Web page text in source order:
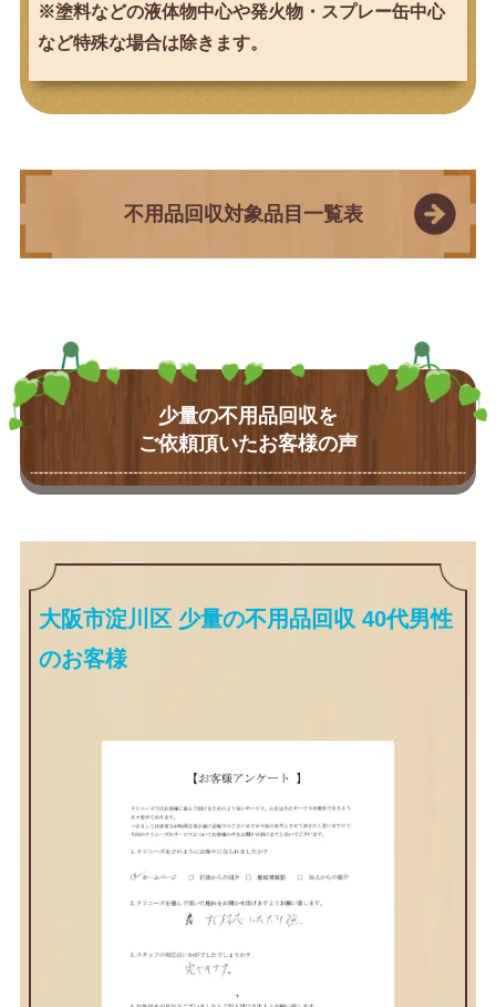
※塗料などの液体物中心や発火物・スプレー缶中心
など特殊な場合は除きます。
不用品回収対象品目一覧表
少量の不用品回収を
ご依頼頂いたお客様の声
大阪市淀川区 少量の不用品回収 40代男性
のお客様